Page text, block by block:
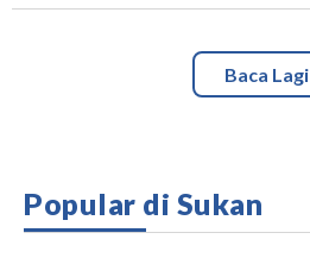
Baca Lagi
Popular di Sukan